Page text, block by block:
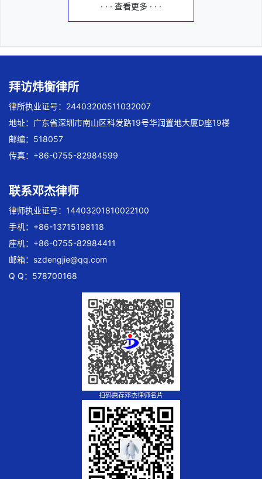
· · · 查看更多 · · ·
拜访炜衡律所
律所执业证号：24403200511032007
地址：广东省深圳市南山区科发路19号华润置地大厦D座19楼
邮编：518057
传真：+86-0755-82984599
联系邓杰律师
律师执业证号：14403201810022100
手机：+86-13715198118
座机：+86-0755-82984411
邮箱： szdengjie@qq.com
Q Q：578700168
扫码惠存邓杰律师名片